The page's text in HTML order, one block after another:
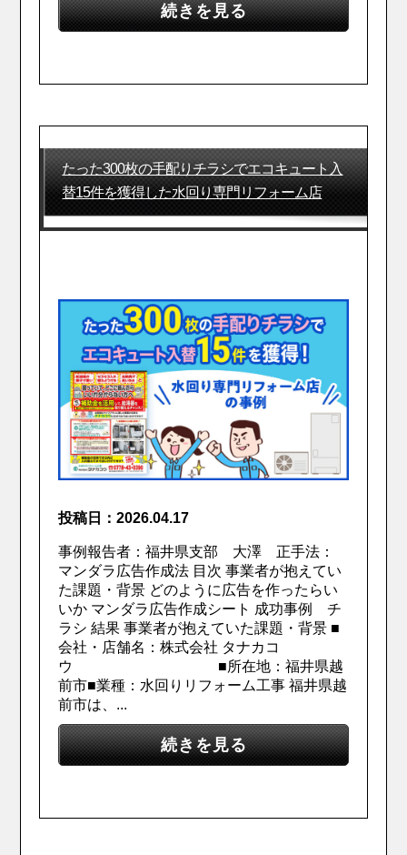
続きを見る
たった300枚の手配りチラシでエコキュート入
替15件を獲得した水回り専門リフォーム店
投稿日：2026.04.17
事例報告者：福井県支部 大澤 正手法：
マンダラ広告作成法 目次 事業者が抱えてい
た課題・背景 どのように広告を作ったらい
いか マンダラ広告作成シート 成功事例 チ
ラシ 結果 事業者が抱えていた課題・背景 ■
会社・店舗名：株式会社 タナカコ
ウ ■所在地：福井県越
前市■業種：水回りリフォーム工事 福井県越
前市は、...
続きを見る